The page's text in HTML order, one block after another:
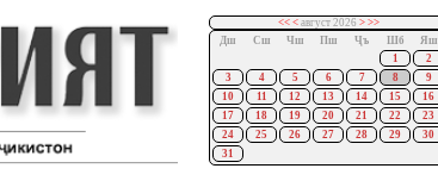
<< <август 2026 > >>
Дш
Сш Чш Пш Ҷъ Шб
Яш
1
2
3
4 5 6 7 8
9
10
11 12 13 14 15
16
17
18 19 20 21 22
23
24
25 26 27 28 29
30
31